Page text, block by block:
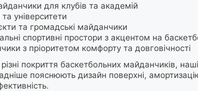
для клубів та академій
університети
та громадські майданчики
спортивні простори з акцентом на
з пріоритетом комфорту та довговічності
покриття баскетбольних майданчиків, наші
пояснюють дизайн поверхні,